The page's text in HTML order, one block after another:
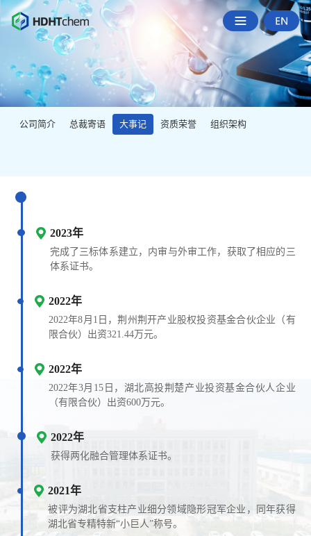
公司简介 总裁寄语 大事记 资质荣誉 组织架构
2023年
完成了三标体系建立，内审与外审工作，获取了相应的三
体系证书。
2022年
2022年8月1日，荆州荆开产业股权投资基金合伙企业（有
限合伙）出资321.44万元。
2022年
2022年3月15日，湖北高投荆楚产业投资基金合伙人企业
（有限合伙）出资600万元。
2022年
获得两化融合管理体系证书。
2021年
被评为湖北省支柱产业细分领域隐形冠军企业，同年获得
湖北省专精特新“小巨人”称号。